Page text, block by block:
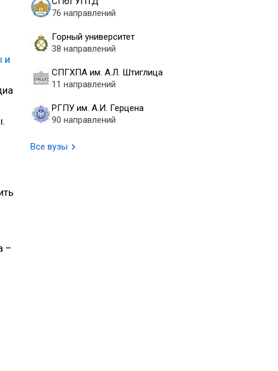
76 направлений
Горный университет
38 направлений
СПГХПА им. А.Л. Штиглица
11 направлений
РГПУ им. А.И. Герцена
90 направлений
Все вузы
и
–